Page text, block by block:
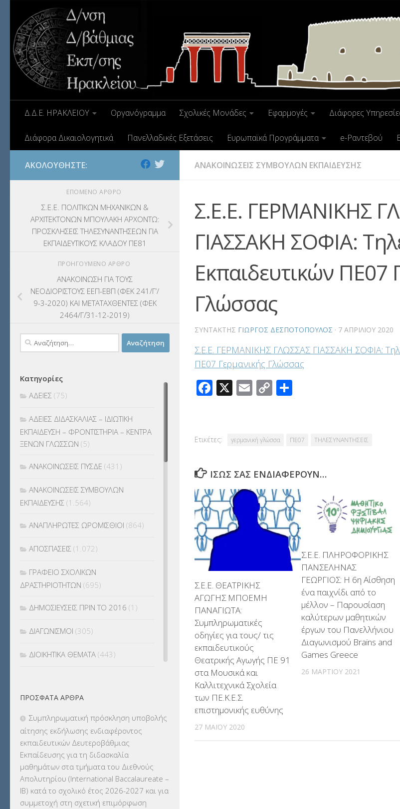
Δ.Δ.Ε. ΗΡΑΚΛΕΙΟΥ Οργανόγραμμα Σχολικές Μονάδες Εφαρμογές Διάφορες
Διάφορα Δικαιολογητικά Πανελλαδικές Εξετάσεις Ευρωπαϊκά Προγράμματα e-Ραντεβού
ΑΝΑΚΟΙΝΩΣΕΙΣ ΣΥΜΒΟΥΛΩΝ ΕΚΠΑΙΔΕΥΣΗΣ
Σ.Ε.Ε. ΓΕΡΜΑΝΙΚΗΣ
ΓΙΑΣΣΑΚΗ ΣΟΦΙΑ:
Εκπαιδευτικών ΠΕ07
Γλώσσας
ΣΥΝΤΆΚΤΗΣ ΓΙΏΡΓΟΣ ΔΕΣΠΟΤΌΠΟΥΛΟΣ · 7 ΑΠΡΙΛΊΟΥ 2020
Σ.Ε.Ε. ΓΕΡΜΑΝΙΚΗΣ ΓΛΩΣΣΑΣ ΓΙΑΣΣΑΚΗ ΣΟΦΙΑ:
ΠΕ07 Γερμανικής Γλώσσας
Facebook
X Email
Copy
Ετικέτες: γερμανική γλώσσα ΠΕ07 ΤΗΛΕΣΥΝΑΝΤΗΣΕΙΣ
ΊΣΩΣ ΣΑΣ ΕΝΔΙΑΦΈΡΟΥΝ…
Σ.Ε.Ε. ΘΕΑΤΡΙΚΗΣ
ΑΓΩΓΗΣ ΜΠΟΕΜΗ
ΠΑΝΑΓΙΩΤΑ:
Συμπληρωματικές
οδηγίες για τους/ τις
εκπαιδευτικούς
Θεατρικής Αγωγής ΠΕ 91
στα Μουσικά και
Καλλιτεχνικά Σχολεία
των ΠΕ.Κ.Ε.Σ.
επιστημονικής ευθύνης
27 ΜΑΪ́ΟΥ 2020
Σ.Ε.Ε. ΠΛΗΡΟΦΟΡΙΚΗΣ
ΠΑΝΣΕΛΗΝΑΣ
ΓΕΩΡΓΙΟΣ: Η 6η Αίσθηση
ένα παιχνίδι από το
μέλλον – Παρουσίαση
καλύτερων μαθητικών
έργων του Πανελλήνιου
Διαγωνισμού Brains and
Games Greece
26 ΜΑΡΤΊΟΥ 2021
ΑΚΟΛΟΥΘΉΣΤΕ:
ΕΠΌΜΕΝΟ ΆΡΘΡΟ
Σ.Ε.Ε. ΠΟΛΙΤΙΚΩΝ ΜΗΧΑΝΙΚΩΝ &
ΑΡΧΙΤΕΚΤΟΝΩΝ ΜΠΟΥΛΑΚΗ ΑΡΧΟΝΤΩ:
ΠΡΟΣΚΛΗΣΕΙΣ ΤΗΛΕΣΥΝΑΝΤΗΣΕΩΝ ΓΙΑ
ΕΚΠΑΙΔΕΥΤΙΚΟΥΣ ΚΛΑΔΟΥ ΠΕ81
ΠΡΟΗΓΟΎΜΕΝΟ ΆΡΘΡΟ
ΑΝΑΚΟΙΝΩΣΗ ΓΙΑ ΤΟΥΣ
ΝΕΟΔΙΟΡΙΣΤΟΥΣ ΕΕΠ-ΕΒΠ (ΦΕΚ 241/Γ’/
9-3-2020) ΚΑΙ ΜΕΤΑΤΑΧΘΕΝΤΕΣ (ΦΕΚ
2464/Γ΄/31-12-2019)
Αναζήτηση
για:
Κατηγορίες
ΑΔΕΙΕΣ (75)
ΑΔΕΙΕΣ ΔΙΔΑΣΚΑΛΙΑΣ – ΙΔΙΩΤΙΚΗ
ΕΚΠΑΙΔΕΥΣΗ – ΦΡΟΝΤΙΣΤΗΡΙΑ – ΚΕΝΤΡΑ
ΞΕΝΩΝ ΓΛΩΣΣΩΝ (5)
ΑΝΑΚΟΙΝΩΣΕΙΣ ΠΥΣΔΕ (431)
ΑΝΑΚΟΙΝΩΣΕΙΣ ΣΥΜΒΟΥΛΩΝ
ΕΚΠΑΙΔΕΥΣΗΣ (1.564)
ΑΝΑΠΛΗΡΩΤΕΣ ΩΡΟΜΙΣΘΙΟΙ (864)
ΑΠΟΣΠΑΣΕΙΣ (1.072)
ΓΡΑΦΕΙΟ ΣΧΟΛΙΚΩΝ
ΔΡΑΣΤΗΡΙΟΤΗΤΩΝ (695)
ΔΗΜΟΣΙΕΥΣΕΙΣ ΠΡΙΝ ΤΟ 2016 (1)
ΔΙΑΓΩΝΙΣΜΟΙ (305)
ΔΙΟΙΚΗΤΙΚΑ ΘΕΜΑΤΑ (443)
ΕΚΔΡΟΜΕΣ(7.354)
ΕΚΠΑΙΔΕΥΤΙΚΑ ΘΕΜΑΤΑ (2.824)
ΕΠΑΛ(366)
ΕΠΙΜΟΡΦΩΣΗ Τ.Π.Ε.(10)
ΕΥΡΩΠΑΪΚΑ ΠΡΟΓΡΑΜΜΑΤΑ(230)
ΠΡΌΣΦΑΤΑ ΆΡΘΡΑ
Συμπληρωματική πρόσκληση υποβολής
αίτησης εκδήλωσης ενδιαφέροντος
εκπαιδευτικών Δευτεροβάθμιας
Εκπαίδευσης για τη διδασκαλία
μαθημάτων στα τμήματα του Διεθνούς
Απολυτηρίου (International Baccalaureate –
IB) κατά το σχολικό έτος 2026-2027 και για
συμμετοχή στη σχετική επιμόρφωση